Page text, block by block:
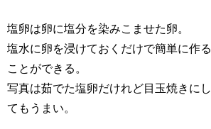
塩卵は卵に塩分を染みこませた卵。
塩水に卵を浸けておくだけで簡単に作る
ことができる。
写真は茹でた塩卵だけれど目玉焼きにし
てもうまい。